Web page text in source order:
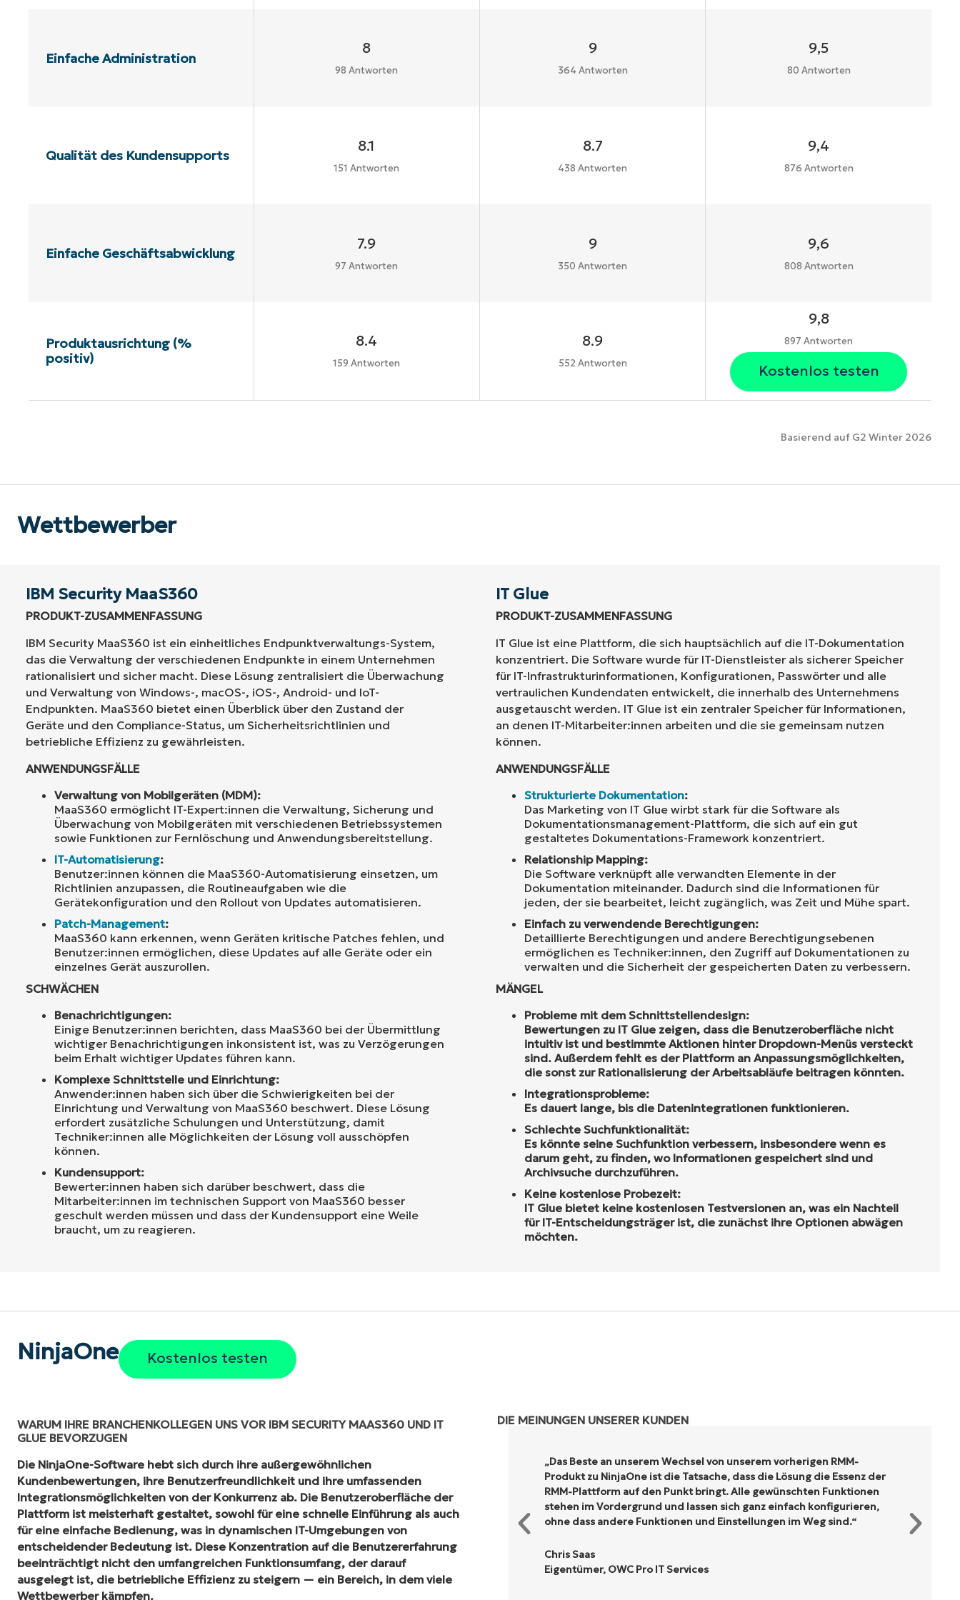
Einfache Administration
8
98 Antworten
9
364 Antworten
9,5
80 Antworten
Qualität des Kundensupports
8.1
151 Antworten
8.7
438 Antworten
9,4
876 Antworten
Einfache Geschäftsabwicklung
7.9
97 Antworten
9
350 Antworten
9,6
808 Antworten
Produktausrichtung (%
positiv)
8.4
159 Antworten
8.9
552 Antworten
9,8
897 Antworten
Kostenlos testen
Basierend auf G2 Winter 2026
Wettbewerber
IBM Security MaaS360
PRODUKT-ZUSAMMENFASSUNG
IBM Security MaaS360 ist ein einheitliches Endpunktverwaltungs-System,
das die Verwaltung der verschiedenen Endpunkte in einem Unternehmen
rationalisiert und sicher macht. Diese Lösung zentralisiert die Überwachung
und Verwaltung von Windows-, macOS-, iOS-, Android- und IoT-
Endpunkten. MaaS360 bietet einen Überblick über den Zustand der
Geräte und den Compliance-Status, um Sicherheitsrichtlinien und
betriebliche Effizienz zu gewährleisten.
ANWENDUNGSFÄLLE
Verwaltung von Mobilgeräten (MDM):
MaaS360 ermöglicht IT-Expert:innen die Verwaltung, Sicherung und
Überwachung von Mobilgeräten mit verschiedenen Betriebssystemen
sowie Funktionen zur Fernlöschung und Anwendungsbereitstellung.
IT-Automatisierung:
Benutzer:innen können die MaaS360-Automatisierung einsetzen, um
Richtlinien anzupassen, die Routineaufgaben wie die
Gerätekonfiguration und den Rollout von Updates automatisieren.
Patch-Management:
MaaS360 kann erkennen, wenn Geräten kritische Patches fehlen, und
Benutzer:innen ermöglichen, diese Updates auf alle Geräte oder ein
einzelnes Gerät auszurollen.
SCHWÄCHEN
Benachrichtigungen:
Einige Benutzer:innen berichten, dass MaaS360 bei der Übermittlung
wichtiger Benachrichtigungen inkonsistent ist, was zu Verzögerungen
beim Erhalt wichtiger Updates führen kann.
Komplexe Schnittstelle und Einrichtung:
Anwender:innen haben sich über die Schwierigkeiten bei der
Einrichtung und Verwaltung von MaaS360 beschwert. Diese Lösung
erfordert zusätzliche Schulungen und Unterstützung, damit
Techniker:innen alle Möglichkeiten der Lösung voll ausschöpfen
können.
Kundensupport:
Bewerter:innen haben sich darüber beschwert, dass die
Mitarbeiter:innen im technischen Support von MaaS360 besser
geschult werden müssen und dass der Kundensupport eine Weile
braucht, um zu reagieren.
IT Glue
PRODUKT-ZUSAMMENFASSUNG
IT Glue ist eine Plattform, die sich hauptsächlich auf die IT-Dokumentation
konzentriert. Die Software wurde für IT-Dienstleister als sicherer Speicher
für IT-Infrastrukturinformationen, Konfigurationen, Passwörter und alle
vertraulichen Kundendaten entwickelt, die innerhalb des Unternehmens
ausgetauscht werden. IT Glue ist ein zentraler Speicher für Informationen,
an denen IT-Mitarbeiter:innen arbeiten und die sie gemeinsam nutzen
können.
ANWENDUNGSFÄLLE
Strukturierte Dokumentation:
Das Marketing von IT Glue wirbt stark für die Software als
Dokumentationsmanagement-Plattform, die sich auf ein gut
gestaltetes Dokumentations-Framework konzentriert.
Relationship Mapping:
Die Software verknüpft alle verwandten Elemente in der
Dokumentation miteinander. Dadurch sind die Informationen für
jeden, der sie bearbeitet, leicht zugänglich, was Zeit und Mühe spart.
Einfach zu verwendende Berechtigungen:
Detaillierte Berechtigungen und andere Berechtigungsebenen
ermöglichen es Techniker:innen, den Zugriff auf Dokumentationen zu
verwalten und die Sicherheit der gespeicherten Daten zu verbessern.
MÄNGEL
Probleme mit dem Schnittstellendesign:
Bewertungen zu IT Glue zeigen, dass die Benutzeroberfläche nicht
intuitiv ist und bestimmte Aktionen hinter Dropdown-Menüs versteckt
sind. Außerdem fehlt es der Plattform an Anpassungsmöglichkeiten,
die sonst zur Rationalisierung der Arbeitsabläufe beitragen könnten.
Integrationsprobleme:
Es dauert lange, bis die Datenintegrationen funktionieren.
Schlechte Suchfunktionalität:
Es könnte seine Suchfunktion verbessern, insbesondere wenn es
darum geht, zu finden, wo Informationen gespeichert sind und
Archivsuche durchzuführen.
Keine kostenlose Probezeit:
IT Glue bietet keine kostenlosen Testversionen an, was ein Nachteil
für IT-Entscheidungsträger ist, die zunächst ihre Optionen abwägen
möchten.
NinjaOne Kostenlos testen
WARUM IHRE BRANCHENKOLLEGEN UNS VOR IBM SECURITY MAAS360 UND IT
GLUE BEVORZUGEN
Die NinjaOne-Software hebt sich durch ihre außergewöhnlichen
Kundenbewertungen, ihre Benutzerfreundlichkeit und ihre umfassenden
Integrationsmöglichkeiten von der Konkurrenz ab. Die Benutzeroberfläche der
Plattform ist meisterhaft gestaltet, sowohl für eine schnelle Einführung als auch
für eine einfache Bedienung, was in dynamischen IT-Umgebungen von
entscheidender Bedeutung ist. Diese Konzentration auf die Benutzererfahrung
beeinträchtigt nicht den umfangreichen Funktionsumfang, der darauf
ausgelegt ist, die betriebliche Effizienz zu steigern — ein Bereich, in dem viele
Wettbewerber kämpfen.
DIE MEINUNGEN UNSERER KUNDEN
„Das Beste an unserem Wechsel von unserem vorherigen RMM-
Produkt zu NinjaOne ist die Tatsache, dass die Lösung die Essenz der
RMM-Plattform auf den Punkt bringt. Alle gewünschten Funktionen
stehen im Vordergrund und lassen sich ganz einfach konfigurieren,
ohne dass andere Funktionen und Einstellungen im Weg sind.“
Chris Saas
Eigentümer, OWC Pro IT Services
Company